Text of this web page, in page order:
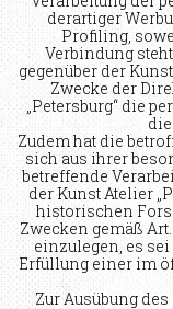
derartiger
Profiling,
Verbindung
gegenüber der
Zwecke der
„Petersburg“ die
Zudem hat die
sich aus ihrer
betreffende
der Kunst Atelier
historischen
Zwecken gemäß
einzulegen, es
Erfüllung einer im
Zur Ausübung